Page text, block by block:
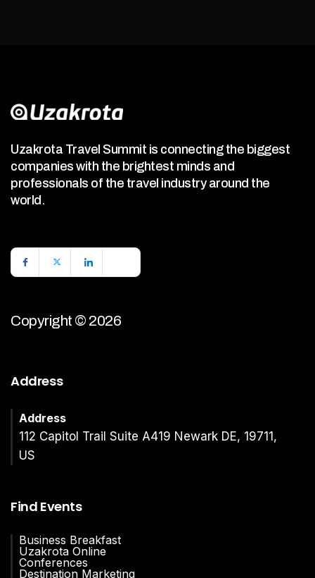
Uzakrota Travel Summit is connecting the biggest
companies with the brightest minds and
professionals of the travel industry around the
world.
Copyright © 2026
Address
Address
112 Capitol Trail Suite A419 Newark DE, 19711,
US
Find Events
Business Breakfast
Uzakrota Online
Conferences
Destination Marketing